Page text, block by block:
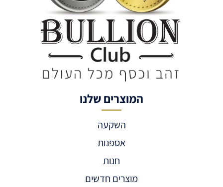
המוצרים שלנו
השקעה
אספנות
חנות
מוצרים חדשים